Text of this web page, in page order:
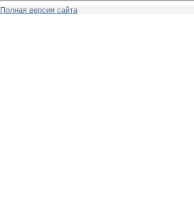
Полная версия сайта